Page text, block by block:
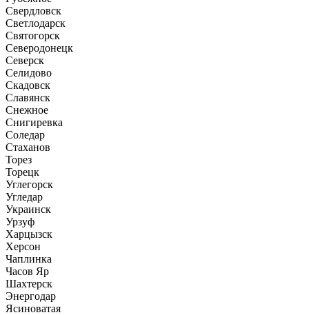
Свердловск
Светлодарск
Святогорск
Северодонецк
Северск
Селидово
Скадовск
Славянск
Снежное
Снигиревка
Соледар
Стаханов
Торез
Торецк
Углегорск
Угледар
Украинск
Урзуф
Харцызск
Херсон
Чаплинка
Часов Яр
Шахтерск
Энергодар
Ясиноватая